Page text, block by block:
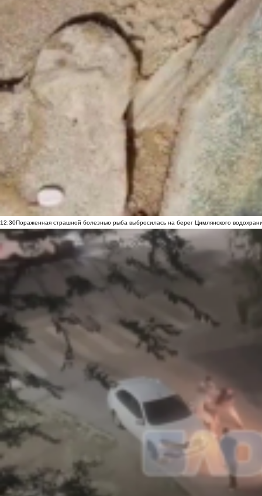
12:30Пораженная страшной болезнью рыба выбросилась на берег Цимлянского